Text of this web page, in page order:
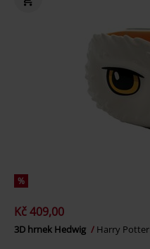
%
Kč 409,00
3D hrnek Hedwig Harry Potter